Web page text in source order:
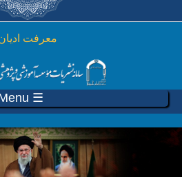
رفتن به محتوای
معرفت
☰ Menu